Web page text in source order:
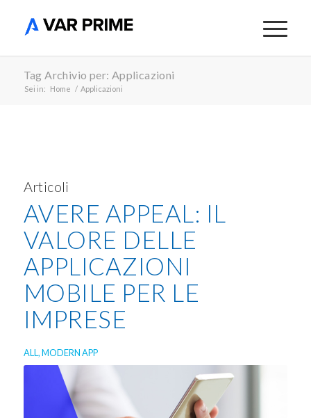
Tag Archivio per: Applicazioni
Sei in: Home / Applicazioni
Articoli
AVERE APPEAL: IL
VALORE DELLE
APPLICAZIONI
MOBILE PER LE
IMPRESE
ALL,MODERN APP